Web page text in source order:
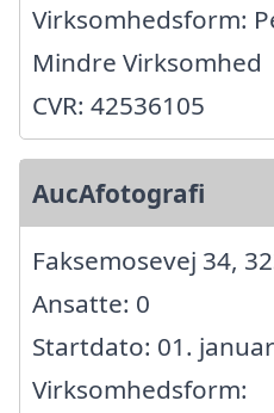
Virksomhedsform:
Mindre Virksomhed
CVR: 42536105
AucAfotografi
Faksemosevej 34,
Ansatte: 0
Startdato: 01.
Virksomhedsform: